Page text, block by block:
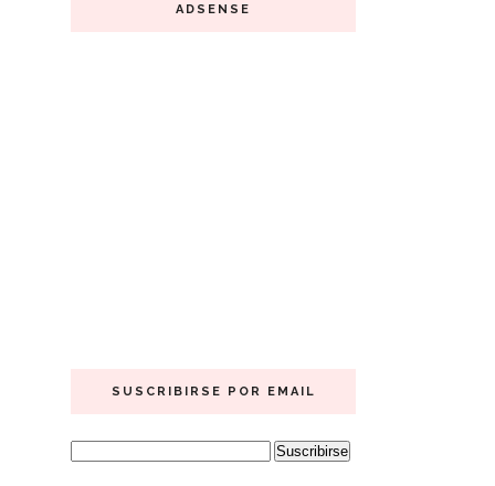
ADSENSE
SUSCRIBIRSE POR EMAIL